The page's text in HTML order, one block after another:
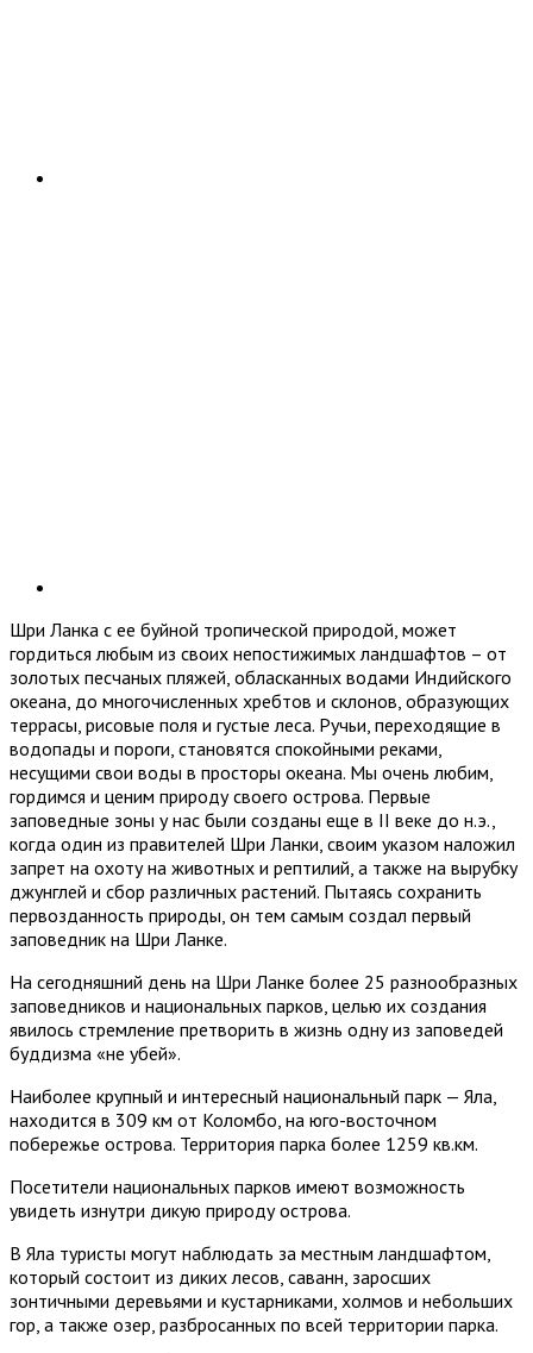
Шри Ланка с ее буйной тропической природой, может
гордиться любым из своих непостижимых ландшафтов – от
золотых песчаных пляжей, обласканных водами Индийского
океана, до многочисленных хребтов и склонов, образующих
террасы, рисовые поля и густые леса. Ручьи, переходящие в
водопады и пороги, становятся спокойными реками,
несущими свои воды в просторы океана. Мы очень любим,
гордимся и ценим природу своего острова. Первые
заповедные зоны у нас были созданы еще в II веке до н.э.,
когда один из правителей Шри Ланки, своим указом наложил
запрет на охоту на животных и рептилий, а также на вырубку
джунглей и сбор различных растений. Пытаясь сохранить
первозданность природы, он тем самым создал первый
заповедник на Шри Ланке.
На сегодняшний день на Шри Ланке более 25 разнообразных
заповедников и национальных парков, целью их создания
явилось стремление претворить в жизнь одну из заповедей
буддизма «не убей».
Наиболее крупный и интересный национальный парк — Яла,
находится в 309 км от Коломбо, на юго-восточном
побережье острова. Территория парка более 1259 кв.км.
Посетители национальных парков имеют возможность
увидеть изнутри дикую природу острова.
В Яла туристы могут наблюдать за местным ландшафтом,
который состоит из диких лесов, саванн, заросших
зонтичными деревьями и кустарниками, холмов и небольших
гор, а также озер, разбросанных по всей территории парка.